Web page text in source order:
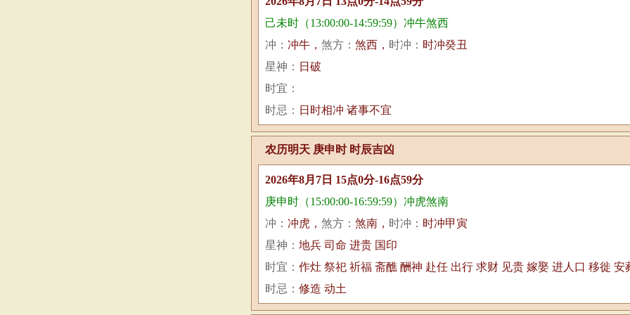
己未时（13:00:00-14:59:59）冲牛煞西
冲： 冲牛， 煞方： 煞西， 时冲： 时冲癸丑
星神： 日破
时宜：
时忌： 日时相冲 诸事不宜
农历明天 庚申时 时辰吉凶
2026年8月7日 15点0分-16点59分
庚申时（15:00:00-16:59:59）冲虎煞南
冲： 冲虎， 煞方： 煞南， 时冲： 时冲甲寅
星神： 地兵 司命 进贵 国印
时宜： 作灶 祭祀 祈福 斋醮 酬神 赴任 出行 求财 见贵 嫁娶 进人口 移徙 安
时忌： 修造 动土